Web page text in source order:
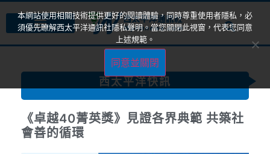
西太平洋快訊
《卓越40菁英獎》見證各界典範 共築社
會善的循環
本網站使用相關技術提供更好的閱讀體驗，同時尊重使用者隱私，必
須優先瞭解西太平洋通訊社隱私聲明。當您關閉此視窗，代表您同意
上述規範。
同意並關閉